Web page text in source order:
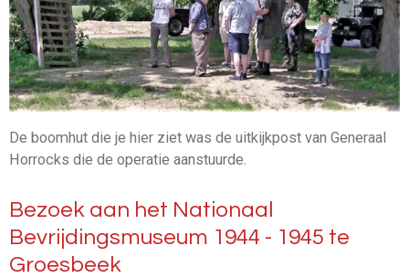
De boomhut die je hier ziet was de uitkijkpost van Generaal
Horrocks die de operatie aanstuurde.
Bezoek aan het Nationaal
Bevrijdingsmuseum 1944 - 1945 te
Groesbeek